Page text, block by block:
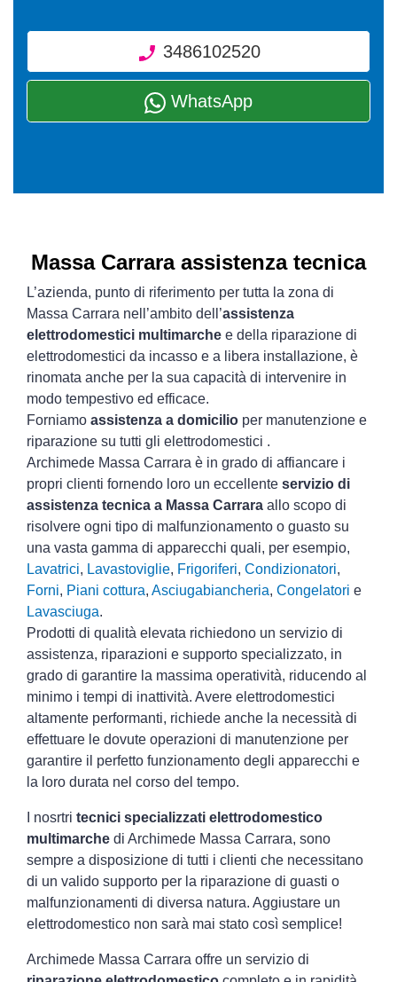
3486102520
WhatsApp
Massa Carrara assistenza tecnica
L’azienda, punto di riferimento per tutta la zona di
Massa Carrara nell’ambito dell’assistenza
elettrodomestici multimarche e della riparazione di
elettrodomestici da incasso e a libera installazione, è
rinomata anche per la sua capacità di intervenire in
modo tempestivo ed efficace.
Forniamo assistenza a domicilio per manutenzione e
riparazione su tutti gli elettrodomestici .
Archimede Massa Carrara è in grado di affiancare i
propri clienti fornendo loro un eccellente servizio di
assistenza tecnica a Massa Carrara allo scopo di
risolvere ogni tipo di malfunzionamento o guasto su
una vasta gamma di apparecchi quali, per esempio,
Lavatrici, Lavastoviglie, Frigoriferi, Condizionatori,
Forni, Piani cottura, Asciugabiancheria, Congelatori e
Lavasciuga.
Prodotti di qualità elevata richiedono un servizio di
assistenza, riparazioni e supporto specializzato, in
grado di garantire la massima operatività, riducendo al
minimo i tempi di inattività. Avere elettrodomestici
altamente performanti, richiede anche la necessità di
effettuare le dovute operazioni di manutenzione per
garantire il perfetto funzionamento degli apparecchi e
la loro durata nel corso del tempo.
I nosrtri tecnici specializzati elettrodomestico
multimarche di Archimede Massa Carrara, sono
sempre a disposizione di tutti i clienti che necessitano
di un valido supporto per la riparazione di guasti o
malfunzionamenti di diversa natura. Aggiustare un
elettrodomestico non sarà mai stato così semplice!
Archimede Massa Carrara offre un servizio di